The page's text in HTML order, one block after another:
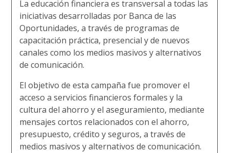
La educación financiera es transversal a todas las
iniciativas desarrolladas por Banca de las
Oportunidades, a través de programas de
capacitación práctica, presencial y de nuevos
canales como los medios masivos y alternativos
de comunicación.
El objetivo de esta campaña fue promover el
acceso a servicios financieros formales y la
cultura del ahorro y el aseguramiento, mediante
mensajes cortos relacionados con el ahorro,
presupuesto, crédito y seguros, a través de
medios masivos y alternativos de comunicación.